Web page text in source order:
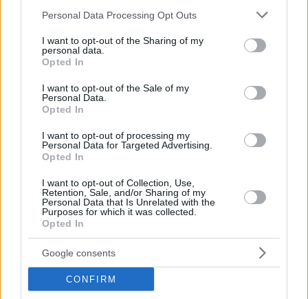
Please note that this website/app uses one or more Google
not limited to your visit or usage behaviour. You may click to
grant or deny consent to Google and its third-party tags to
use your data for below specified purposes in below Google
consent section.
Personal Data Processing Opt Outs
I want to opt-out of the Sharing of my
personal data.
Opted In
I want to opt-out of the Sale of my
Personal Data.
Opted In
I want to opt-out of processing my
Personal Data for Targeted Advertising.
Opted In
I want to opt-out of Collection, Use,
Retention, Sale, and/or Sharing of my
Personal Data that Is Unrelated with the
Purposes for which it was collected.
Opted In
Google consents
CONFIRM
Κοινοποιήστε
Λακωνικός Τύπος
Επόμενη
Η Συνείδηση